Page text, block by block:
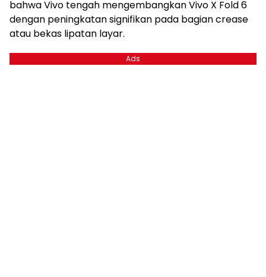
bahwa Vivo tengah mengembangkan Vivo X Fold 6
dengan peningkatan signifikan pada bagian crease
atau bekas lipatan layar.
Ads